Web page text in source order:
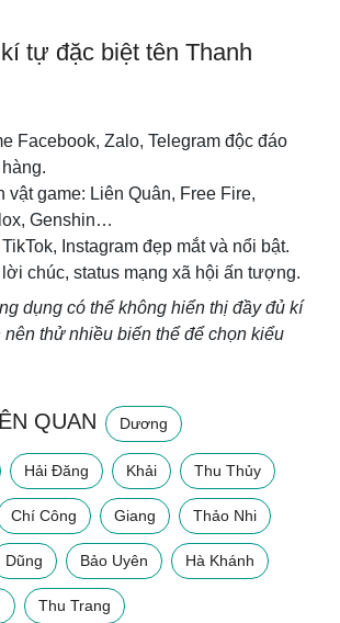
tự đặc biệt tên Thanh
Facebook, Zalo, Telegram độc đáo
vật game: Liên Quân, Free Fire,
Genshin…
Instagram đẹp mắt và nổi bật.
chúc, status mạng xã hội ấn tượng.
dụng có thể không hiển thị đầy đủ kí
nên thử nhiều biến thể để chọn kiểu
QUAN Dương
Hải Đăng Khải Thu Thủy
Chí Công Giang Thảo Nhi
Dũng Bảo Uyên Hà Khánh
Thu Trang